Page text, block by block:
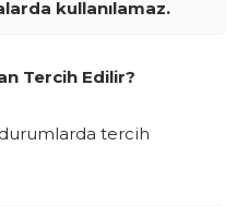
kullanılamaz.
Tercih Edilir?
tercih